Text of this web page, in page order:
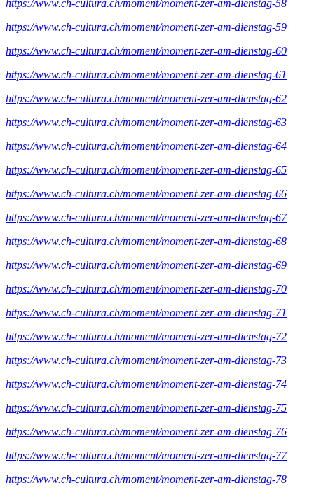
https://www.ch-cultura.ch/moment/moment-zer-am-dienstag-58
https://www.ch-cultura.ch/moment/moment-zer-am-dienstag-59
https://www.ch-cultura.ch/moment/moment-zer-am-dienstag-60
https://www.ch-cultura.ch/moment/moment-zer-am-dienstag-61
https://www.ch-cultura.ch/moment/moment-zer-am-dienstag-62
https://www.ch-cultura.ch/moment/moment-zer-am-dienstag-63
https://www.ch-cultura.ch/moment/moment-zer-am-dienstag-64
https://www.ch-cultura.ch/moment/moment-zer-am-dienstag-65
https://www.ch-cultura.ch/moment/moment-zer-am-dienstag-66
https://www.ch-cultura.ch/moment/moment-zer-am-dienstag-67
https://www.ch-cultura.ch/moment/moment-zer-am-dienstag-68
https://www.ch-cultura.ch/moment/moment-zer-am-dienstag-69
https://www.ch-cultura.ch/moment/moment-zer-am-dienstag-70
https://www.ch-cultura.ch/moment/moment-zer-am-dienstag-71
https://www.ch-cultura.ch/moment/moment-zer-am-dienstag-72
https://www.ch-cultura.ch/moment/moment-zer-am-dienstag-73
https://www.ch-cultura.ch/moment/moment-zer-am-dienstag-74
https://www.ch-cultura.ch/moment/moment-zer-am-dienstag-75
https://www.ch-cultura.ch/moment/moment-zer-am-dienstag-76
https://www.ch-cultura.ch/moment/moment-zer-am-dienstag-77
https://www.ch-cultura.ch/moment/moment-zer-am-dienstag-78